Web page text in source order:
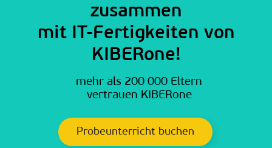
zusammen
mit IT-Fertigkeiten von
KIBERone!
mehr als 200 000 Eltern
vertrauen KIBERone
Probeunterricht buchen